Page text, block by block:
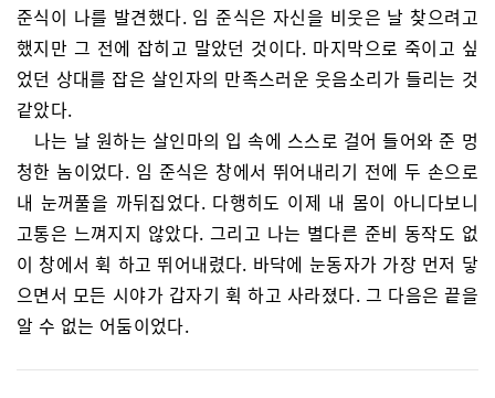
준식이 나를 발견했다. 임 준식은 자신을 비웃은 날 찾으려고
했지만 그 전에 잡히고 말았던 것이다. 마지막으로 죽이고 싶
었던 상대를 잡은 살인자의 만족스러운 웃음소리가 들리는 것
같았다.
나는 날 원하는 살인마의 입 속에 스스로 걸어 들어와 준 멍
청한 놈이었다. 임 준식은 창에서 뛰어내리기 전에 두 손으로
내 눈꺼풀을 까뒤집었다. 다행히도 이제 내 몸이 아니다보니
고통은 느껴지지 않았다. 그리고 나는 별다른 준비 동작도 없
이 창에서 휙 하고 뛰어내렸다. 바닥에 눈동자가 가장 먼저 닿
으면서 모든 시야가 갑자기 휙 하고 사라졌다. 그 다음은 끝을
알 수 없는 어둠이었다.